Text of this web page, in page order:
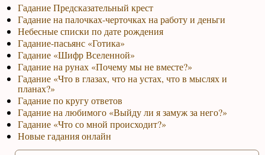
Гадание Предсказательный крест
Гадание на палочках-черточках на работу и деньги
Небесные списки по дате рождения
Гадание-пасьянс «Готика»
Гадание «Шифр Вселенной»
Гадание на рунах «Почему мы не вместе?»
Гадание «Что в глазах, что на устах, что в мыслях и
планах?»
Гадание по кругу ответов
Гадание на любимого «Выйду ли я замуж за него?»
Гадание «Что со мной происходит?»
Новые гадания онлайн